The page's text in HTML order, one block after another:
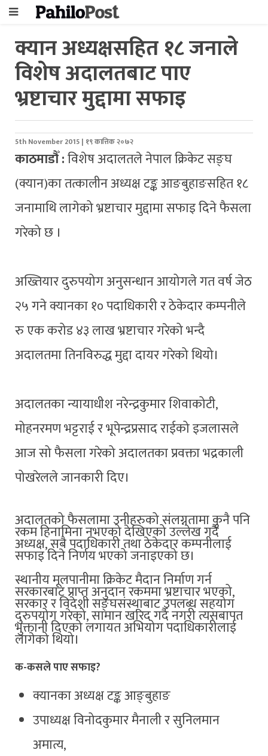
क्यान अध्यक्षसहित १८ जनाले
विशेष अदालतबाट पाए
भ्रष्टाचार मुद्दामा सफाइ
5th November 2015 | १९ कात्तिक २०७२
काठमाडौँ :विशेष अदालतले नेपाल क्रिकेट सङ्घ
(क्यान)का तत्कालीन अध्यक्ष टङ्क आङबुहाङसहित १८
जनामाथि लागेको भ्रष्टाचार मुद्दामा सफाइ दिने फैसला
गरेको छ ।
अख्तियार दुरुपयोग अनुसन्धान आयोगले गत वर्ष जेठ
२५ गने क्यानका १० पदाधिकारी र ठेकेदार कम्पनीले
रु एक करोड ४३ लाख भ्रष्टाचार गरेको भन्दै
अदालतमा तिनविरुद्ध मुद्दा दायर गरेको थियो।
अदालतका न्यायाधीश नरेन्द्रकुमार शिवाकोटी,
मोहनरमण भट्टराई र भूपेन्द्रप्रसाद राईको इजलासले
आज सो फैसला गरेको अदालतका प्रवक्ता भद्रकाली
पोखरेलले जानकारी दिए।
अदालतको फैसलामा उनीहरुको संलग्नतामा कुनै पनि
रकम हिनामिना नभएको देखिएको उल्लेख गर्दै
अध्यक्ष, सबै पदाधिकारी तथा ठेकेदार कम्पनीलाई
सफाइ दिने निर्णय भएको जनाइएको छ।
स्थानीय मूलपानीमा क्रिकेट मैदान निर्माण गर्न
सरकारबाट प्राप्त अनुदान रकममा भ्रष्टाचार भएको,
सरकार र विदेशी सङ्घसंस्थाबाट उपलब्ध सहयोग
दुरुपयोग गरेको, सामान खरिद गर्दै नगरी त्यसबापत
भुक्तानी दिएको लगायत अभियोग पदाधिकारीलाई
लागेको थियो।
क-कसले पाए सफाइ?
क्यानका अध्यक्ष टङ्क आङ्बुहाङ
उपाध्यक्ष विनोदकुमार मैनाली र सुनिलमान
अमात्य,